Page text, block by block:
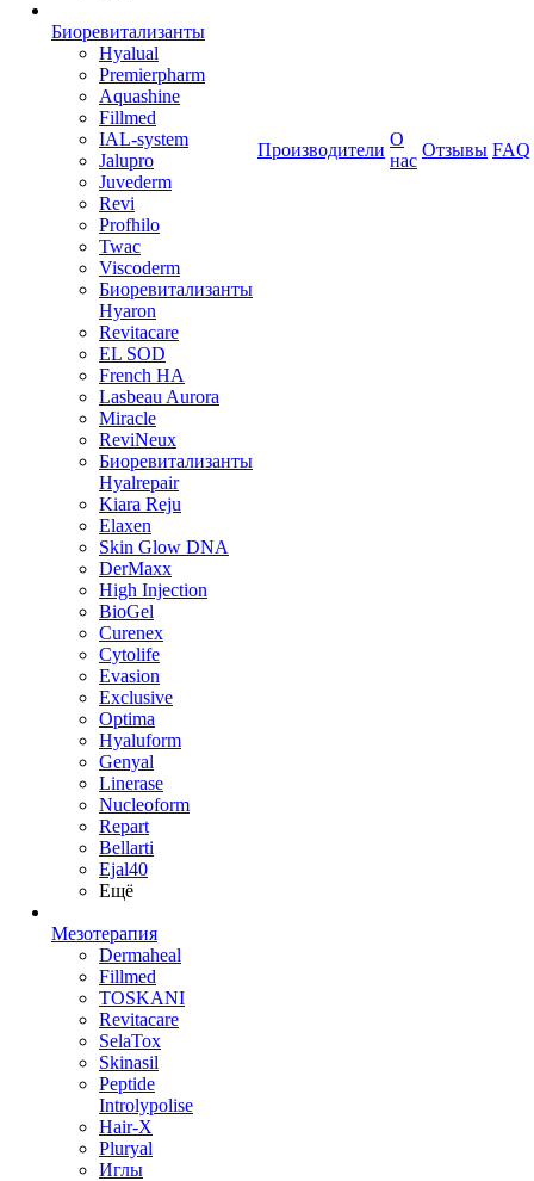
Биоревитализанты
Hyalual
Premierpharm
Aquashine
Fillmed
IAL-system
Jalupro
Juvederm
Revi
Profhilo
Twac
Viscoderm
Биоревитализанты
Hyaron
Revitacare
EL SOD
French HA
Lasbeau Aurora
Miracle
ReviNeux
Биоревитализанты
Hyalrepair
Kiara Reju
Elaxen
Skin Glow DNA
DerMaxx
High Injection
BioGel
Curenex
Cytolife
Evasion
Exclusive
Optima
Hyaluform
Genyal
Linerase
Nucleoform
Repart
Bellarti
Ejal40
Ещё
Мезотерапия
Dermaheal
Fillmed
TOSKANI
Revitacare
SelaTox
Skinasil
Peptide
Introlypolise
Hair-X
Pluryal
Иглы
Производители
О
нас
Отзывы FAQ